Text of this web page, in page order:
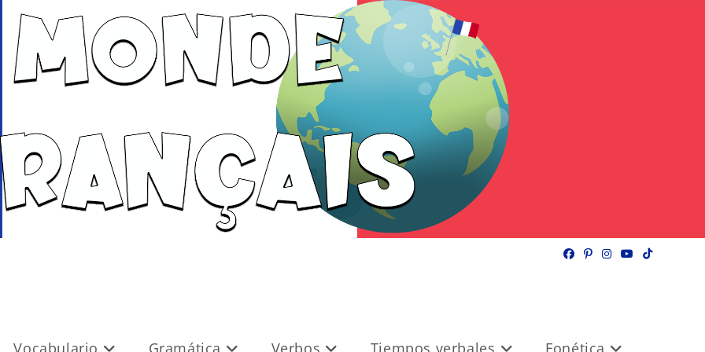
Vocabulario Gramática Verbos Tiempos verbales Fonética